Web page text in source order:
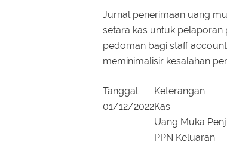
Jurnal penerimaan uang
setara kas untuk pelaporan
pedoman bagi staff
meminimalisir kesalahan
Tanggal Keterangan
01/12/2022Kas
Uang Muka
PPN Keluaran